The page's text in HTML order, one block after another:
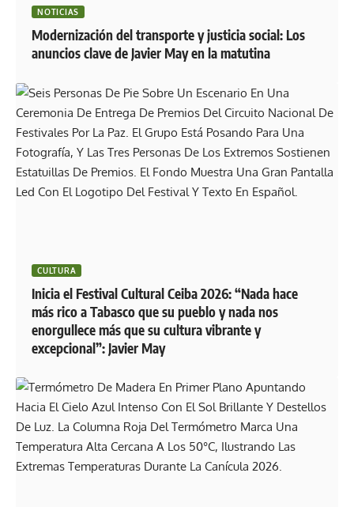
NOTICIAS
Modernización del transporte y justicia social: Los
anuncios clave de Javier May en la matutina
CULTURA
Inicia el Festival Cultural Ceiba 2026: “Nada hace
más rico a Tabasco que su pueblo y nada nos
enorgullece más que su cultura vibrante y
excepcional”: Javier May